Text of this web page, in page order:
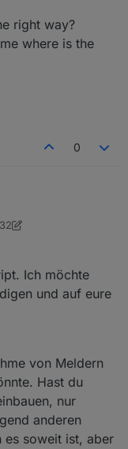
right way?
where is the
0
Ich möchte
und auf eure
von Meldern
Hast du
nur
anderen
es soweit ist, aber